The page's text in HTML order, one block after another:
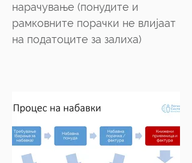
нарачување (понудите и
рамковните порачки не влијаат
на податоците за залиха)